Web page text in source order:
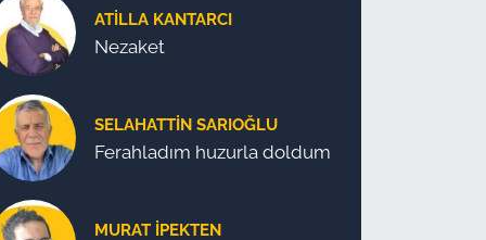
ATILLA KANTARCI
Nezaket
SELAHATTIN SARIOĞLU
Ferahladım huzurla doldum
MURAT İPEKTEN